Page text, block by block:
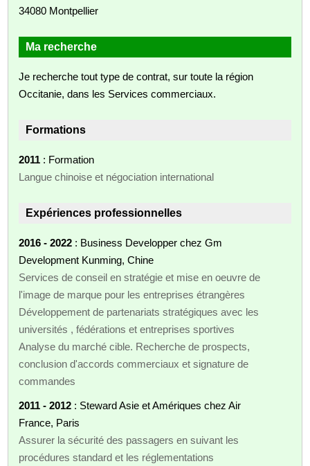
34080 Montpellier
Ma recherche
Je recherche tout type de contrat, sur toute la région
Occitanie, dans les Services commerciaux.
Formations
2011 : Formation
Langue chinoise et négociation international
Expériences professionnelles
2016 - 2022 : Business Developper chez Gm
Development Kunming, Chine
Services de conseil en stratégie et mise en oeuvre de
l'image de marque pour les entreprises étrangères
Développement de partenariats stratégiques avec les
universités , fédérations et entreprises sportives
Analyse du marché cible. Recherche de prospects,
conclusion d'accords commerciaux et signature de
commandes
2011 - 2012 : Steward Asie et Amériques chez Air
France, Paris
Assurer la sécurité des passagers en suivant les
procédures standard et les réglementations